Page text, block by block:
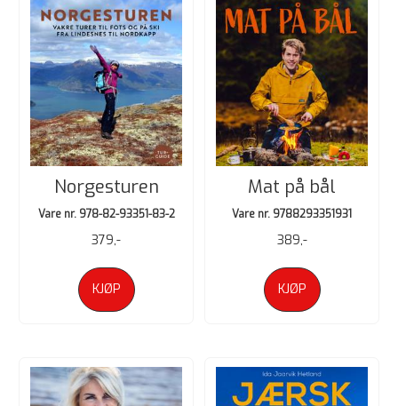
Norgesturen
Vare nr. 978-82-93351-83-2
379,-
KJØP
Mat på bål
Vare nr. 9788293351931
389,-
KJØP